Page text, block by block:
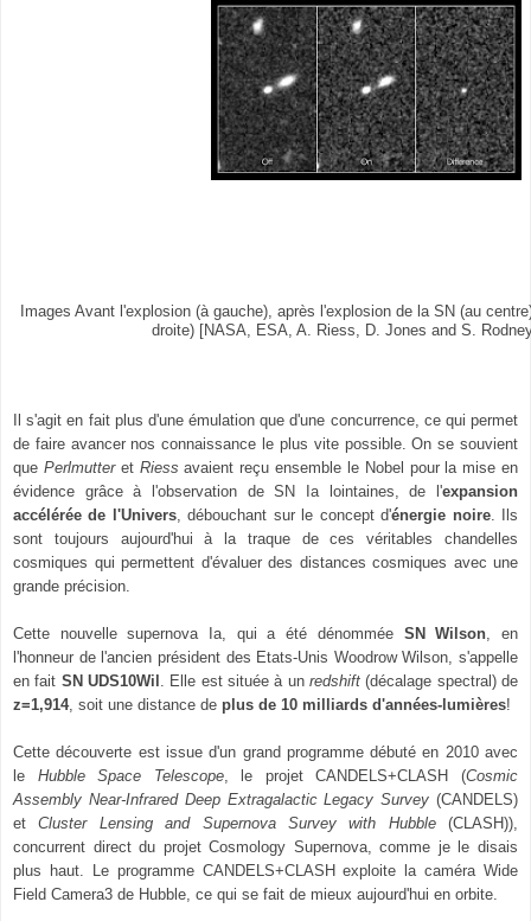
Images Avant l'explosion (à gauche), après l'explosion de la SN (au
droite) [NASA, ESA, A. Riess, D. Jones and S.
Il s'agit en fait plus d'une émulation que d'une concurrence, ce qui permet
de faire avancer nos connaissance le plus vite possible. On se souvient
que Perlmutter et Riessavaient reçu ensemble le Nobel pour la mise en
évidence grâce à l'observation de SN Ia lointaines, de l'expansion
accélérée de l'Univers, débouchant sur le concept d'énergie noire. Ils
sont toujours aujourd'hui à la traque de ces véritables
chandelles
cosmiques qui permettent d'évaluer des distances cosmiques avec une
grande précision.
Cette nouvelle supernova Ia, qui a été dénommée SN Wilson , en
l'honneur de l'ancien président des Etats-Unis Woodrow Wilson, s'appelle
en fait SN UDS10Wil Elle est située à unredshift(décalage spectral) de
z=1,914, soit une distance de plus de 10 milliards d'années-lumières!
Cette découverte est issue d'un grand programme débuté en 2010 avec
le Hubble Space Telescope, le projet CANDELS+CLASH (Cosmic
Assembly Near-Infrared Deep Extragalactic Legacy Survey (CANDELS)
etCluster Lensing and Supernova Survey with Hubble(CLASH)),
concurrent direct du projet Cosmology Supernova, comme je le disais
plus haut. Le programme CANDELS+CLASH exploite la caméra Wide
Field Camera3 de Hubble, ce qui se fait de mieux aujourd'hui en orbite.